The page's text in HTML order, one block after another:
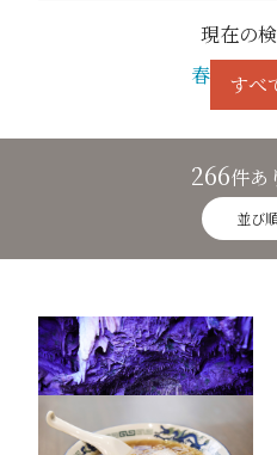
現在の
春
すべ
266件あ
並び
飛騨大鍾乳洞1
高山ラーメン3